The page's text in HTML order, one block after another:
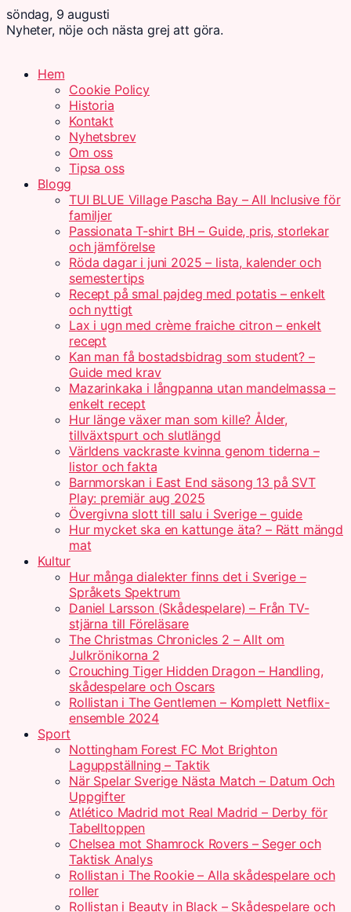
söndag, 9 augusti
Nyheter, nöje och nästa grej att göra.
Hem
Cookie Policy
Historia
Kontakt
Nyhetsbrev
Om oss
Tipsa oss
Blogg
TUI BLUE Village Pascha Bay – All Inclusive för
familjer
Passionata T-shirt BH – Guide, pris, storlekar
och jämförelse
Röda dagar i juni 2025 – lista, kalender och
semestertips
Recept på smal pajdeg med potatis – enkelt
och nyttigt
Lax i ugn med crème fraiche citron – enkelt
recept
Kan man få bostadsbidrag som student? –
Guide med krav
Mazarinkaka i långpanna utan mandelmassa –
enkelt recept
Hur länge växer man som kille? Ålder,
tillväxtspurt och slutlängd
Världens vackraste kvinna genom tiderna –
listor och fakta
Barnmorskan i East End säsong 13 på SVT
Play: premiär aug 2025
Övergivna slott till salu i Sverige – guide
Hur mycket ska en kattunge äta? – Rätt mängd
mat
Kultur
Hur många dialekter finns det i Sverige –
Språkets Spektrum
Daniel Larsson (Skådespelare) – Från TV-
stjärna till Föreläsare
The Christmas Chronicles 2 – Allt om
Julkrönikorna 2
Crouching Tiger Hidden Dragon – Handling,
skådespelare och Oscars
Rollistan i The Gentlemen – Komplett Netflix-
ensemble 2024
Sport
Nottingham Forest FC Mot Brighton
Laguppställning – Taktik
När Spelar Sverige Nästa Match – Datum Och
Uppgifter
Atlético Madrid mot Real Madrid – Derby för
Tabelltoppen
Chelsea mot Shamrock Rovers – Seger och
Taktisk Analys
Rollistan i The Rookie – Alla skådespelare och
roller
Rollistan i Beauty in Black – Skådespelare och